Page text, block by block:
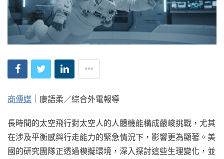
商傳媒 ｜康語柔／綜合外電報導
長時間的太空飛行對太空人的人體機能構成嚴峻挑戰，尤其
在涉及平衡感與行走能力的緊急情況下，影響更為顯著。美
國的研究團隊正透過模擬環境，深入探討這些生理變化，並